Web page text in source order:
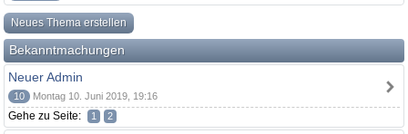
Neues Thema erstellen
Bekanntmachungen
Neuer Admin
10 Montag 10. Juni 2019, 19:16
Gehe zu Seite: 1 2